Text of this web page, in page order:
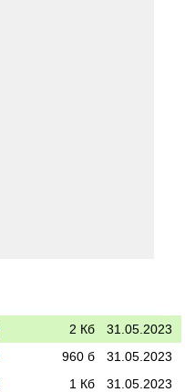
31.05.2023
2 Кб
31.05.2023
960 б
31.05.2023
1 Кб